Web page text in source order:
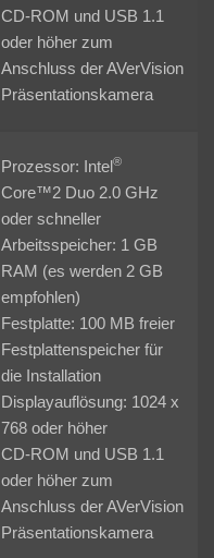
CD-ROM und USB 1.1
oder höher zum
Anschluss der AVerVision
Präsentationskamera
Prozessor: Intel®
Core™2 Duo 2.0 GHz
oder schneller
Arbeitsspeicher: 1 GB
RAM (es werden 2 GB
empfohlen)
Festplatte: 100 MB freier
Festplattenspeicher für
die Installation
Displayauflösung: 1024 x
768 oder höher
CD-ROM und USB 1.1
oder höher zum
Anschluss der AVerVision
Präsentationskamera